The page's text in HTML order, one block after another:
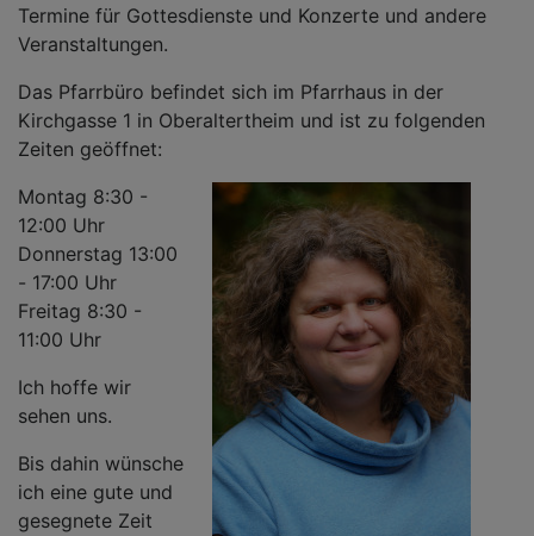
Termine für Gottesdienste und Konzerte und andere
Veranstaltungen.
Das Pfarrbüro befindet sich im Pfarrhaus in der
Kirchgasse 1 in Oberaltertheim und ist zu folgenden
Zeiten geöffnet:
Montag 8:30 -
12:00 Uhr
Donnerstag 13:00
- 17:00 Uhr
Freitag 8:30 -
11:00 Uhr
Ich hoffe wir
sehen uns.
Bis dahin wünsche
ich eine gute und
gesegnete Zeit